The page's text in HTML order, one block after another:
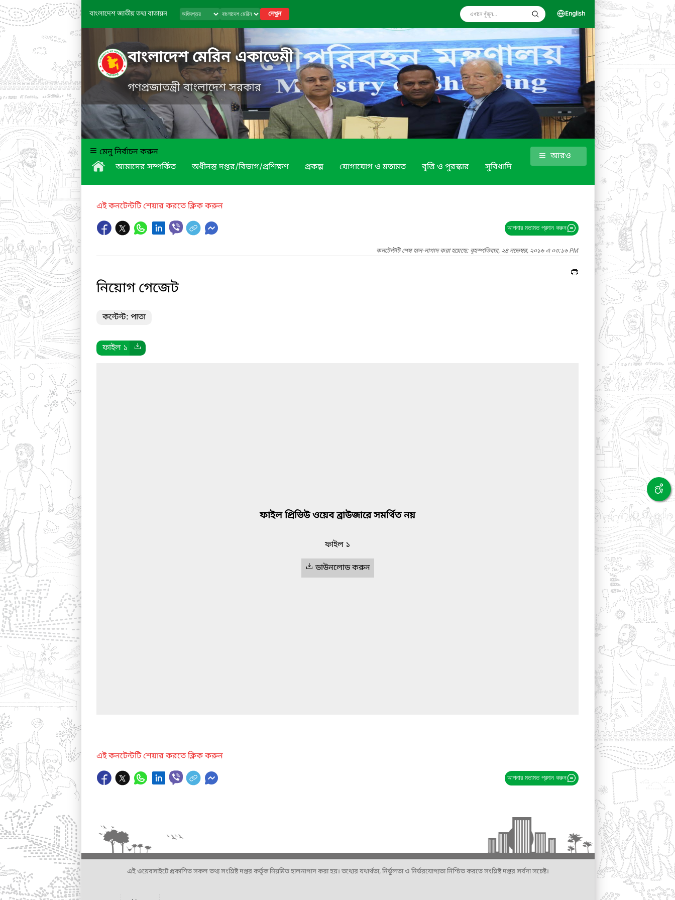
বাংলাদেশ জাতীয় তথ্য বাতায়ন দেখুন English
বাংলাদেশ মেরিন একাডেমী
গণপ্রজাতন্ত্রী বাংলাদেশ সরকার
মেনু নির্বাচন করুন
আমাদের সম্পর্কিত
অধীনস্ত দপ্তর/বিভাগ/প্রশিক্ষণ প্রকল্প যোগাযোগ ও মতামত বৃত্তি ও পুরস্কার সুবিধাদি
আরও
এই কনটেন্টটি শেয়ার করতে ক্লিক করুন
আপনার মতামত প্রদান করুন
কনটেন্টটি শেষ হাল-নাগাদ করা হয়েছে: বৃহস্পতিবার, ২৪ নভেম্বর, ২০১৬ এ ০৩:১৬ PM
নিয়োগ গেজেট
কন্টেন্ট: পাতা
ফাইল ১
ফাইল প্রিভিউ ওয়েব ব্রাউজারে সমর্থিত নয়
ফাইল ১
ডাউনলোড করুন
এই কনটেন্টটি শেয়ার করতে ক্লিক করুন
আপনার মতামত প্রদান করুন
এই ওয়েবসাইটে প্রকাশিত সকল তথ্য সংশ্লিষ্ট দপ্তর কর্তৃক নিয়মিত হালনাগাদ করা হয়। তথ্যের যথার্থতা, নির্ভুলতা ও নির্ভরযোগ্যতা নিশ্চিত করতে সংশ্লিষ্ট দপ্তর সর্বদা সচেষ্ট।